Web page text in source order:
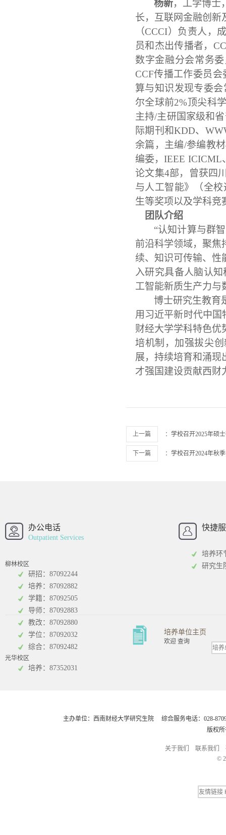
杨新，工学博士
长，互联网金融创新
（CCCI）负责人，
员和杰出传播者，
数字金融分会常务
CCF传播工作委员
算与知识发现专委
尔全球前2%顶尖科
主持/主研国家级和
际期刊和KDD、
余篇，主编/参编教
编委，IEEE ICICML
论文集4部，曾获四
与人工智能》（全
生等奖项以及学科竞
团队介绍
“认知计算与群
前沿科学领域，聚焦
续、知识可传输、性
入研究具备人脑认
工智能新质生产力与
博士研究生教育
用习近平新时代中
财经大学学科特色优
培机制，加强拔尖
展，持续培育和涌现
才强国建设贡献西财
上一篇 ： 学校召开2025年硕
下一篇 ： 学校召开2024年秋
招办
工商管理学院
办公电话
Outpatient Services
柳林校区
研招：87092244
培养：87092882
学籍：87092505
导师：87092883
教改：87092880
学位：87092032
综合：87092482
光华校区
培养：87352031
快捷
培养环
研究生
培养单位主页
欢迎 查询
主办单位：西南财经大学研究生院 综合服务电话：028-
版权
关于我们 联系我们
©